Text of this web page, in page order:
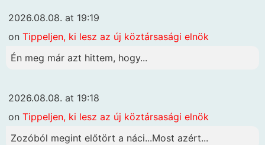
2026.08.08. at 19:19
on Tippeljen, ki lesz az új köztársasági elnök
Én meg már azt hittem, hogy...
2026.08.08. at 19:18
on Tippeljen, ki lesz az új köztársasági elnök
Zozóból megint előtört a náci...Most azért...